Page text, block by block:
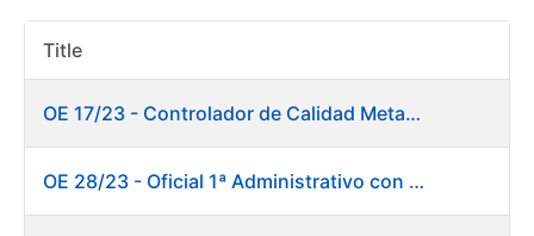
Show/Hide
Title
Item
OE 17/23 - Controlador de Calidad Metalurgia
OE 28/23 - Oficial 1ª Administrativo con inglés y francés